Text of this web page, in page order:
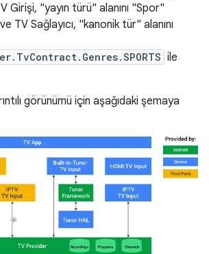
Girişi, "yayın türü" alanını "Spor"
TV Sağlayıcı, "kanonik tür" alanını
ile
görünümü için aşağıdaki şemaya